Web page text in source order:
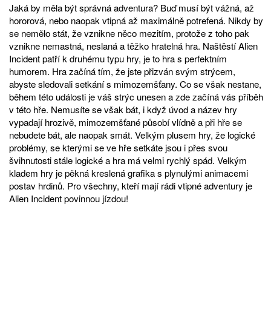
Jaká by měla být správná adventura? Buď musí být vážná, až
hororová, nebo naopak vtipná až maximálně potrefená. Nikdy by
se nemělo stát, že vznikne něco mezitím, protože z toho pak
vznikne nemastná, neslaná a těžko hratelná hra. Naštěstí Alien
Incident patří k druhému typu hry, je to hra s perfektním
humorem. Hra začíná tím, že jste přizván svým strýcem,
abyste sledovali setkání s mimozemšťany. Co se však nestane,
během této události je váš strýc unesen a zde začíná vás příběh
v této hře. Nemusíte se však bát, i když úvod a název hry
vypadají hrozivě, mimozemšťané působí vlídně a při hře se
nebudete bát, ale naopak smát. Velkým plusem hry, že logické
problémy, se kterými se ve hře setkáte jsou i přes svou
švihnutosti stále logické a hra má velmi rychlý spád. Velkým
kladem hry je pěkná kreslená grafika s plynulými animacemi
postav hrdinů. Pro všechny, kteří mají rádi vtipné adventury je
Alien Incident povinnou jízdou!